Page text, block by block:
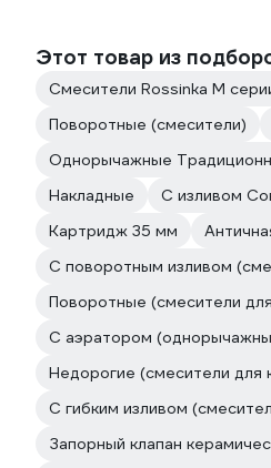
Этот товар из
Смесители Rossinka M
Поворотные (смесители)
Однорычажные
Накладные
С изливом
Картридж 35 мм
С поворотным изливом
Поворотные (смесители
С аэратором
Недорогие (смесители для
C гибким изливом
Запорный клапан